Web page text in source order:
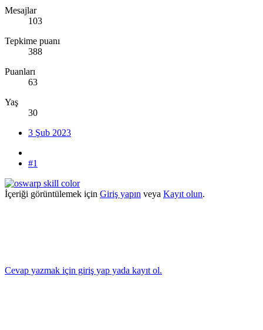
Mesajlar
103
Tepkime puanı
388
Puanları
63
Yaş
30
3 Şub 2023
#1
İçeriği görüntülemek için Giriş yapın veya Kayıt olun.
Cevap yazmak için giriş yap yada kayıt ol.